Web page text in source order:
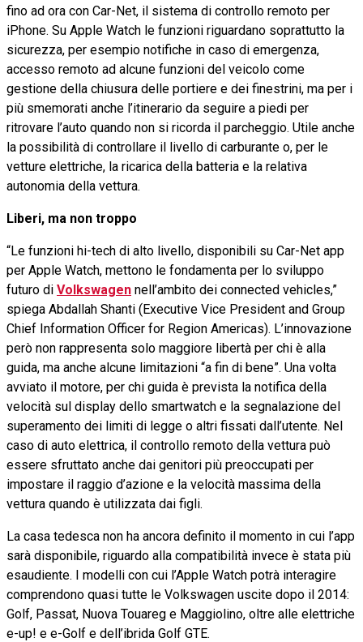
fino ad ora con Car-Net, il sistema di controllo remoto per
iPhone. Su Apple Watch le funzioni riguardano soprattutto la
sicurezza, per esempio notifiche in caso di emergenza,
accesso remoto ad alcune funzioni del veicolo come
gestione della chiusura delle portiere e dei finestrini, ma per i
più smemorati anche l’itinerario da seguire a piedi per
ritrovare l’auto quando non si ricorda il parcheggio. Utile anche
la possibilità di controllare il livello di carburante o, per le
vetture elettriche, la ricarica della batteria e la relativa
autonomia della vettura.
Liberi, ma non troppo
“Le funzioni hi-tech di alto livello, disponibili su Car-Net app
per Apple Watch, mettono le fondamenta per lo sviluppo
futuro di Volkswagen nell’ambito dei connected vehicles,”
spiega Abdallah Shanti (Executive Vice President and Group
Chief Information Officer for Region Americas). L’innovazione
però non rappresenta solo maggiore libertà per chi è alla
guida, ma anche alcune limitazioni “a fin di bene”. Una volta
avviato il motore, per chi guida è prevista la notifica della
velocità sul display dello smartwatch e la segnalazione del
superamento dei limiti di legge o altri fissati dall’utente. Nel
caso di auto elettrica, il controllo remoto della vettura può
essere sfruttato anche dai genitori più preoccupati per
impostare il raggio d’azione e la velocità massima della
vettura quando è utilizzata dai figli.
La casa tedesca non ha ancora definito il momento in cui l’app
sarà disponibile, riguardo alla compatibilità invece è stata più
esaudiente. I modelli con cui l’Apple Watch potrà interagire
comprendono quasi tutte le Volkswagen uscite dopo il 2014:
Golf, Passat, Nuova Touareg e Maggiolino, oltre alle elettriche
e-up! e e-Golf e dell’ibrida Golf GTE.